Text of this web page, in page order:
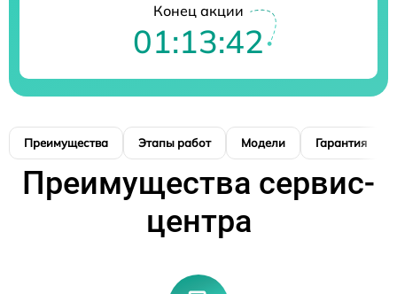
Конец акции
01:13:41
Преимущества Этапы работ Модели Гарантия
Преимущества сервис-
центра